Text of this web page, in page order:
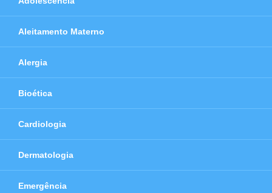
Aleitamento Materno
Alergia
Bioética
Cardiologia
Dermatologia
Emergência